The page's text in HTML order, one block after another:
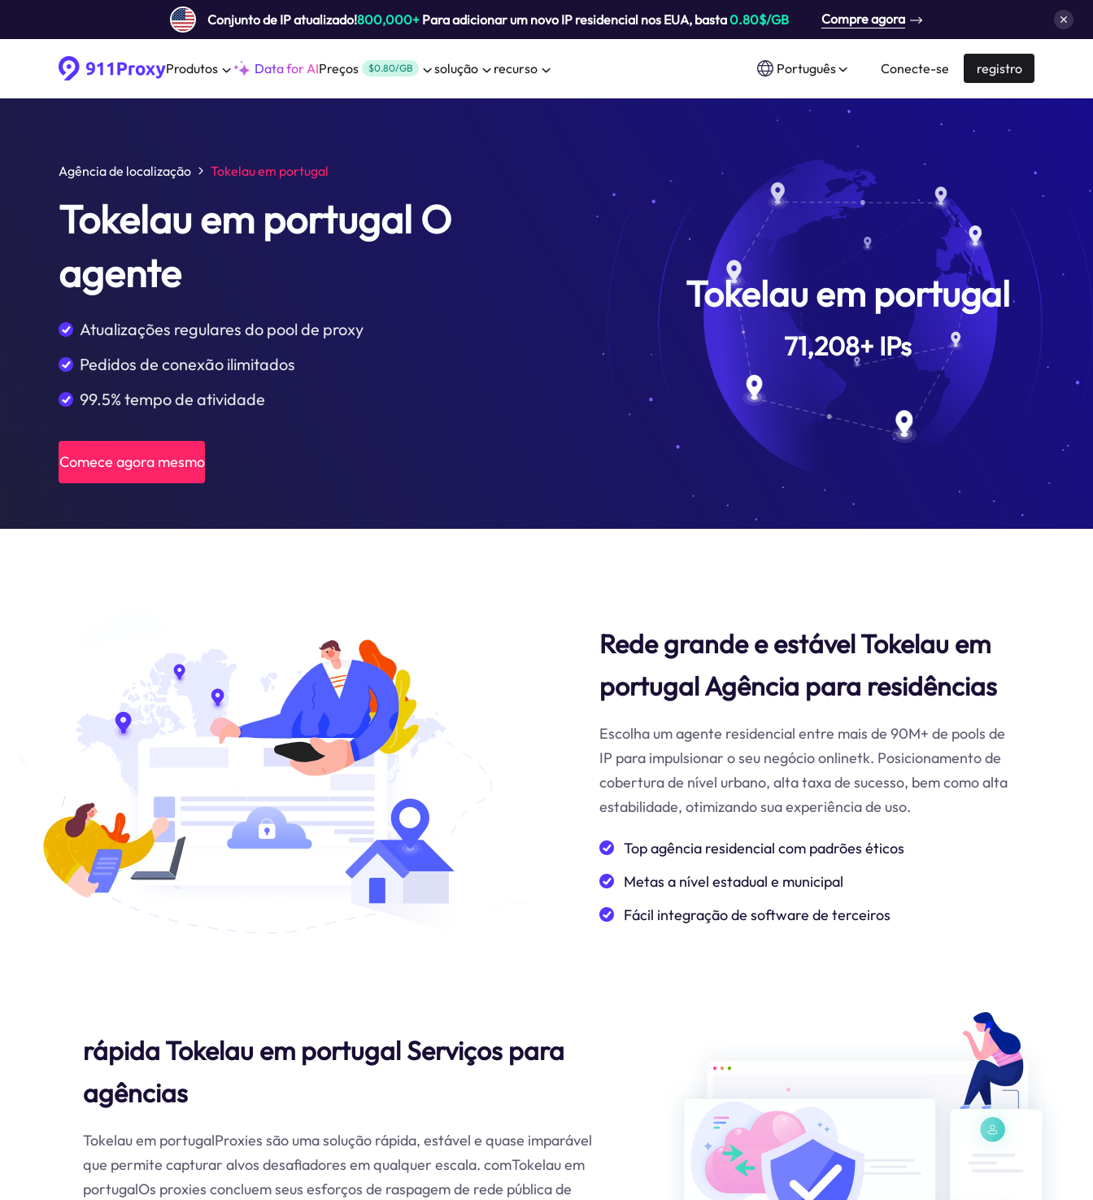
Conjunto de IP atualizado!800,000+ Para adicionar um novo IP residencial nos EUA, basta0.80$/GB Compre agora
Produtos Data for AIPreços $0.80/GB solução recurso Português Conecte-se registro
Agência de localização Tokelau em portugal
Tokelau em portugal O
agente
Atualizações regulares do pool de proxy
Pedidos de conexão ilimitados
99.5% tempo de atividade
Comece agora mesmo
Tokelau em portugal
71,208+IPs
Rede grande e estável Tokelau em
portugal Agência para residências
Escolha um agente residencial entre mais de 90M+ de pools de
IP para impulsionar o seu negócio onlinetk. Posicionamento de
cobertura de nível urbano, alta taxa de sucesso, bem como alta
estabilidade, otimizando sua experiência de uso.
Top agência residencial com padrões éticos
Metas a nível estadual e municipal
Fácil integração de software de terceiros
rápida Tokelau em portugal Serviços para
agências
Tokelau em portugalProxies são uma solução rápida, estável e quase imparável
que permite capturar alvos desafiadores em qualquer escala. comTokelau em
portugalOs proxies concluem seus esforços de raspagem de rede pública de